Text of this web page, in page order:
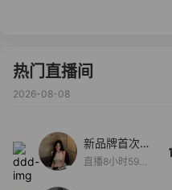
热门直播间
2026-08-08
新品牌首次大
上新
直播8小时59分